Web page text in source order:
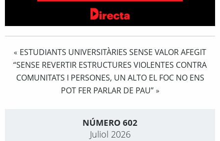
« ESTUDIANTS UNIVERSITÀRIES SENSE VALOR AFEGIT
“SENSE REVERTIR ESTRUCTURES VIOLENTES CONTRA
COMUNITATS I PERSONES, UN ALTO EL FOC NO ENS
POT FER PARLAR DE PAU”»
NÚMERO 602
Juliol 2026